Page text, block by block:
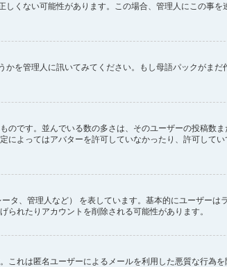
くない可能性があります。この場合、管理人にこの事を
を管理人に訊いてみてください。もし母語パックがまだ
です。並んでいる数の多さは、そのユーザーの投稿数
よってはアバターを許可していなかったり、許可して
タ、管理人など） を表しています。基本的にユーザーは
れたりアカウントを削除される可能性があります。
れは匿名ユーザーによるメールを利用した悪質な行為を